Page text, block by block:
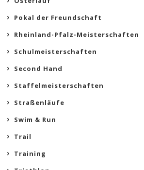
Pokal der Freundschaft
Rheinland-Pfalz-Meisterschaften
Schulmeisterschaften
Second Hand
Staffelmeisterschaften
Straßenläufe
Swim & Run
Trail
Training